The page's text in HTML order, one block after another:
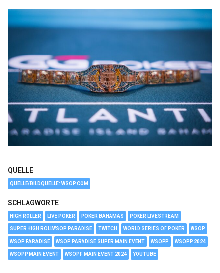
QUELLE
QUELLE/BILDQUELLE: WSOP.COM
SCHLAGWORTE
HIGH ROLLER LIVE POKER POKER BAHAMAS POKER LIVESTREAM
SUPER HIGH ROLLWSOP PARADISE TWITCH WORLD SERIES OF POKER WSOP
WSOP PARADISE WSOP PARADISE SUPER MAIN EVENT WSOPP WSOPP 2024
WSOPP MAIN EVENT WSOPP MAIN EVENT 2024 YOUTUBE